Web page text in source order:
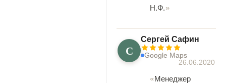
Н.Ф.
С
Сергей Сафин
Google Maps
26.06.2020
Менеджер